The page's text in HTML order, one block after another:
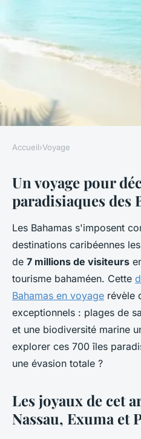
VOYAGE
Découverte des
un voyage au
Sofia•17 décembre 2025•7
Accueil›Voyage
Un voyage pour
paradisiaques des
Les Bahamas s'imposent
destinations caribéennes
de 7 millions de visiteurs
tourisme bahaméen. Cette
Bahamas en voyage révèle
exceptionnels : plages de
et une biodiversité marine
explorer ces 700 îles
une évasion totale ?
Les joyaux de cet
Nassau, Exuma et